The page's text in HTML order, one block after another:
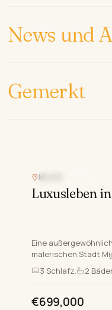
News und
Gemerkt
Auswahl an
und luxuriöse
3Schlafz.
MIJAS
Luxusleben
Eine
malerischen Stadt
Auswahl an
und luxuriöse
3 Schlafz. 2
€699,000